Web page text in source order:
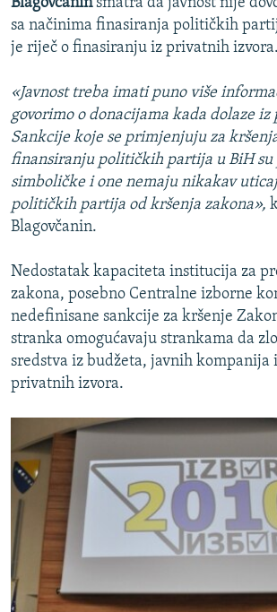
Blagovčaninsmatra da javnost nije
sa načinima finasiranja političkih
je riječ o finasiranju iz privatnih izvora.
«Javnost treba imati puno više
govorimo o donacijama kada dolaze
Sankcije koje se primjenjuju za
finansiranju političkih partija u BiH
simboličke i one nemaju nikakav
političkih partija od kršenja zakona»,
Blagovčanin.
Nedostatak kapaciteta institucija za
zakona, posebno Centralne izborne
nedefinisane sankcije za kršenje
stranka omogućavaju strankama da
sredstva iz budžeta, javnih kompanija
privatnih izvora.